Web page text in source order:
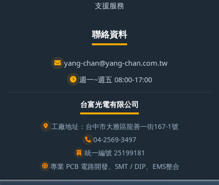
支援服務
聯絡資料
yang-chan@yang-chan.com.tw
週一~週五 08:00-17:00
台富光電有限公司
工廠地址：台中市大雅區龍善一街167-1號
04-2569-3497
統一編號 25199181
專業 PCB 電路開發、SMT / DIP、EMS整合